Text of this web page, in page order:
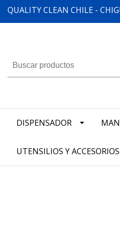
QUALITY CLEAN CHILE -
DISPENSADOR
UTENSILIOS Y